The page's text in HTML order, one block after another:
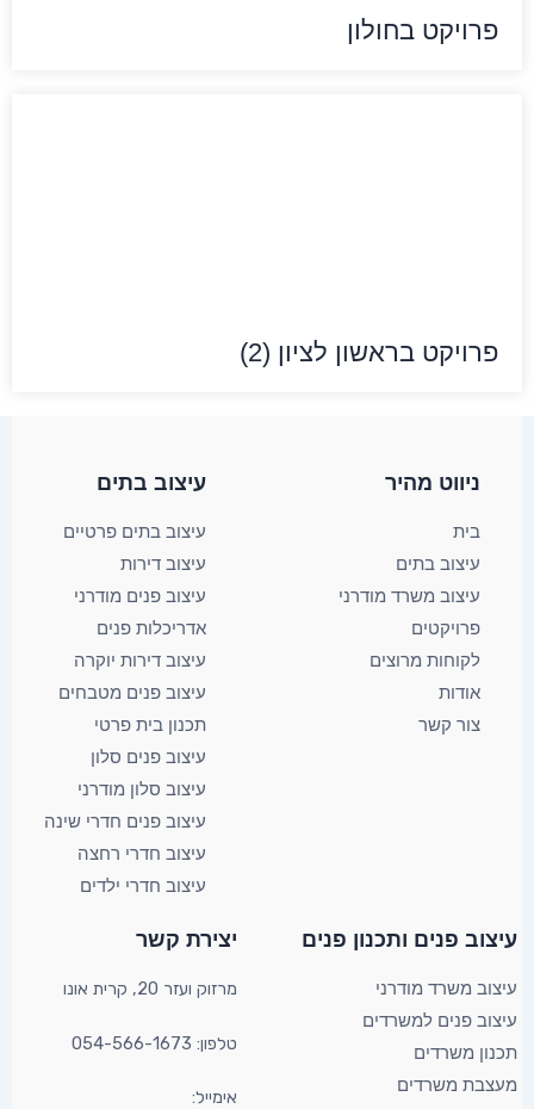
פרויקט בחולון
פרויקט בראשון לציון (2)
ניווט מהיר
בית
עיצוב בתים
עיצוב משרד מודרני
פרויקטים
לקוחות מרוצים
אודות
צור קשר
עיצוב בתים​
עיצוב בתים פרטיים
עיצוב דירות
עיצוב פנים מודרני
אדריכלות פנים
עיצוב דירות יוקרה
עיצוב פנים מטבחים
תכנון בית פרטי
עיצוב פנים סלון
עיצוב סלון מודרני
עיצוב פנים חדרי שינה
עיצוב חדרי רחצה
עיצוב חדרי ילדים
עיצוב פנים ותכנון פנים​
עיצוב משרד מודרני
עיצוב פנים למשרדים
תכנון משרדים
מעצבת משרדים
יצירת קשר​
מרזוק ועזר 20, קרית אונו​
טלפון: 054-566-1673
אימייל:
Facebook
X
YouTube